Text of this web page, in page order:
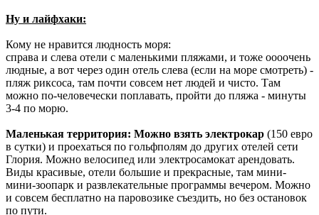
Ну и лайфхаки:
Кому не нравится людность моря:
справа и слева отели с маленькими пляжами, и тоже оооочень
людные, а вот через один отель слева (если на море смотреть) -
пляж риксоса, там почти совсем нет людей и чисто. Там
можно по-человечески поплавать, пройти до пляжа - минуты
3-4 по морю.
Маленькая территория: Можно взять электрокар (150 евро
в сутки) и проехаться по гольфполям до других отелей сети
Глория. Можно велосипед или электросамокат арендовать.
Виды красивые, отели большие и прекрасные, там мини-
мини-зоопарк и развлекательные программы вечером. Можно
и совсем бесплатно на паровозике съездить, но без остановок
по пути.